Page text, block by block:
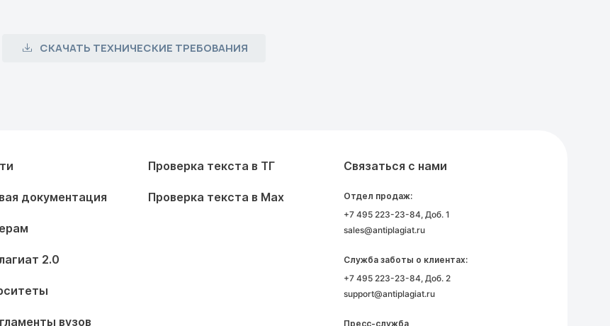
СКАЧАТЬ ТЕХНИЧЕСКИЕ ТРЕБОВАНИЯ
документация
2.0
вузов
Проверка текста в ТГ
Проверка текста в Max
Связаться с нами
Отдел продаж:
+7 495 223-23-84, Доб. 1
sales@antiplagiat.ru
Служба заботы о клиентах:
+7 495 223-23-84, Доб. 2
support@antiplagiat.ru
Пресс-служба